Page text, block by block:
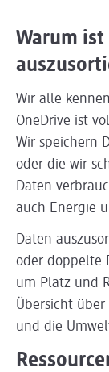
Warum
Wir alle
OneDrive ist
Wir speichern
oder die wir
Daten
auch Energie
Daten
oder doppelte
um Platz und
Übersicht
und die